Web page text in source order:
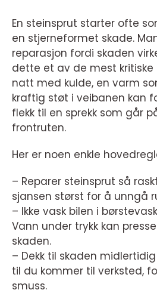
En steinsprut starter ofte
en stjerneformet skade.
reparasjon fordi skaden
dette et av de mest kritiske
natt med kulde, en varm
kraftig støt i veibanen kan
flekk til en sprekk som går
frontruten.
Her er noen enkle
– Reparer steinsprut så
sjansen størst for å unngå
– Ikke vask bilen i
Vann under trykk kan
skaden.
– Dekk til skaden
til du kommer til verksted,
smuss.